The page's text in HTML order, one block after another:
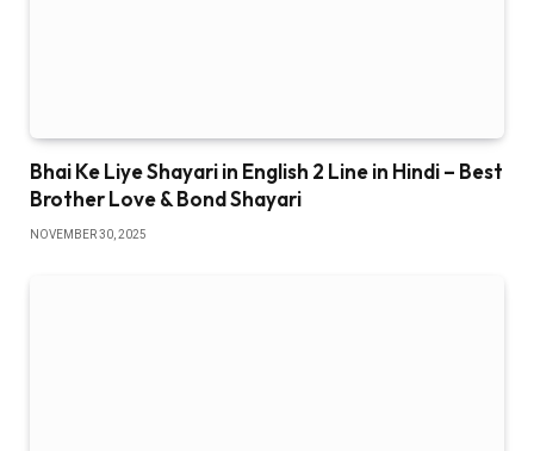
Bhai Ke Liye Shayari in English 2 Line in Hindi – Best
Brother Love & Bond Shayari
NOVEMBER 30, 2025